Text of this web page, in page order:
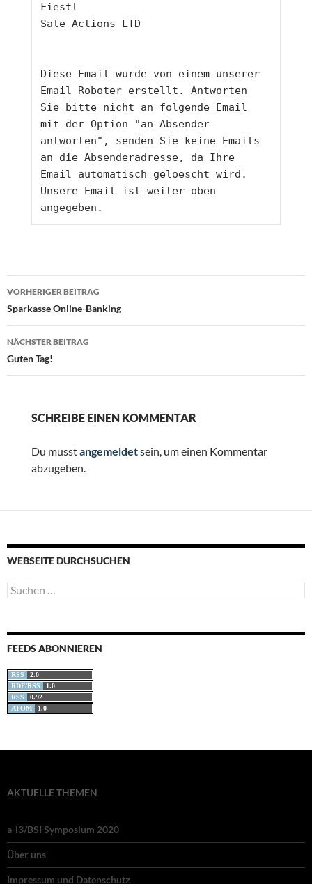
Fiestl
Sale Actions LTD
Diese Email wurde von einem unserer
Email Roboter erstellt. Antworten
Sie bitte nicht an folgende Email
mit der Option "an Absender
antworten", senden Sie keine Emails
an die Absenderadresse, da Ihre
Email automatisch geloescht wird.
Unsere Email ist weiter oben
angegeben.
Beitragsnavigation
VORHERIGER BEITRAG
Sparkasse Online-Banking
NÄCHSTER BEITRAG
Guten Tag!
SCHREIBE EINEN KOMMENTAR
Du musstangemeldetsein, um einen Kommentar
abzugeben.
WEBSEITE DURCHSUCHEN
Suchen
nach:
FEEDS ABONNIEREN
RSS
2.0
RDF/RSS
1.0
RSS
0.92
ATOM
1.0
AKTUELLE THEMEN
a-i3/BSI Symposium 2020
Über uns
Impressum und Datenschutz